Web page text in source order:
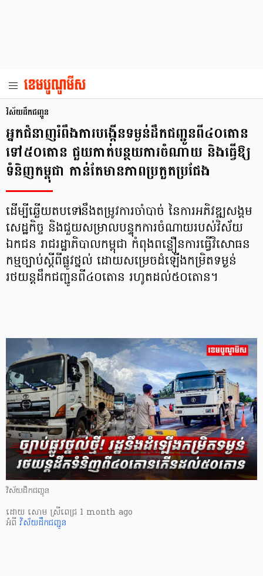
វិស័យ​ដឹកជញ្ជូន
អ្នកជំនាញរំពឹងការបង្កើនទម្ងន់ដឹកជញ្ជូនពី៤០តោន
ទៅ៥០តោន ជួយកាត់បន្ថយការចំណាយ និងធ្វើឱ្យ
ទំនិញកម្ពុជា កាន់តែមានភាពប្រកួតប្រជែង
ដើម្បីឆ្លើយតបទៅនឹងតម្រូវការចាំបាច់ នៃការអភិវឌ្ឍសង្គម
សេដ្ឋកិច្ច និងជួយសម្រាលបន្ទុកការចំណាយរបស់វិស័យ
ឯកជន រាជរដ្ឋាភិបាលកម្ពុជា កំពុងពន្លឿនការធ្វើវិសោធន
កម្មច្បាប់ស្ដីពីផ្លូវថ្នល់ ដោយសម្រេចដំឡើងកម្រិតទម្ងន់
រថយន្តដឹកជញ្ជូនពី៤០តោន រហូតដល់៥០តោន​។
វិស័យ​ដឹកជញ្ជូន
ដោយ សោម ស្រីពេជ្រ 1 month ago
អំពី វិស័យ​ដឹកជញ្ជូន